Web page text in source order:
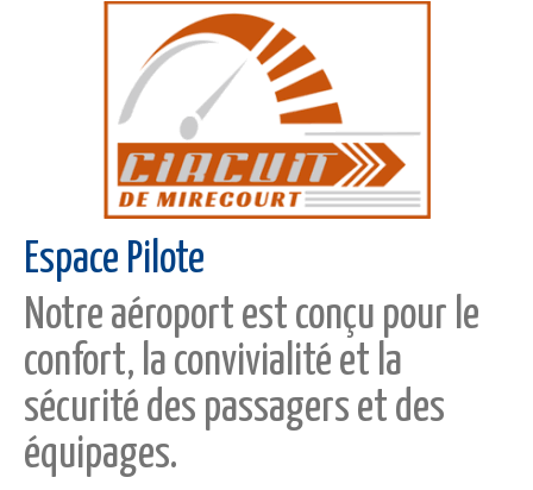
Espace Pilote
Notre aéroport est conçu pour le
confort, la convivialité et la
sécurité des passagers et des
équipages.